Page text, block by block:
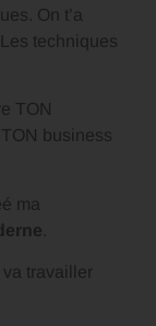
On t’a
techniques
TON
business
ma
travailler